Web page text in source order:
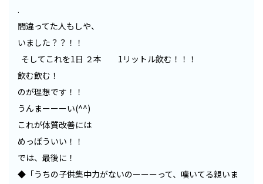
.
間違ってた人もしや、
いました？？！！
そしてこれを1日 ２本 1リットル飲む！！！
飲む飲む！
のが理想です！！
うんまーーーい(^^)
これが体質改善には
めっぽういい！！
では、最後に！
◆「うちの子供集中力がないのーーーって、嘆いてる親いま